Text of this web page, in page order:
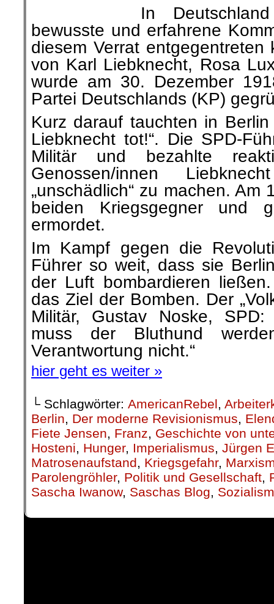
In
bewusste und erfahrene
diesem Verrat entgegentreten
von Karl Liebknecht, Rosa
wurde am 30. Dezember
Partei Deutschlands (KP)
Kurz darauf tauchten in
Liebknecht tot!“. Die SPD-
Militär und bezahlte
Genossen/innen
„unschädlich“ zu machen. Am
beiden Kriegsgegner und
ermordet.
Im Kampf gegen die
Führer so weit, dass sie
der Luft bombardieren
das Ziel der Bomben. Der
Militär, Gustav Noske, SPD:
muss der Bluthund
Verantwortung nicht.“
hier geht es weiter »
└ Schlagwörter: AmericanRebel,
Berlin, Der moderne Revisionismus,
Fiete Jensen, Franz, Geschichte von
Hosteni, Hunger, Imperialismus, Jürgen
Matrosenaufstand, Kriegsgefahr,
Parolengröhler, Politik und Gesellschaft,
Sascha Iwanow, Saschas Blog,